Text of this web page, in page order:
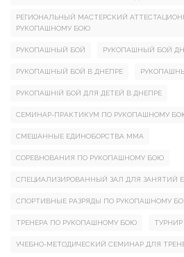
РЕГИОНАЛЬНЫЙ МАСТЕРСКИЙ
РУКОПАШНОМУ БОЮ
РУКОПАШНЫЙ БОЙ РУКОПАШНЫЙ БОЙ
РУКОПАШНЫЙ БОЙ В ДНЕПРЕ
РУКОПАШНІЙ БОЙ ДЛЯ ДЕТЕЙ В ДНЕПРЕ
СЕМИНАР-ПРАКТИКУМ ПО РУКОПАШНОМУ
СМЕШАННЫЕ ЕДИНОБОРСТВА ММА
СОРЕВНОВАНИЯ ПО РУКОПАШНОМУ БОЮ
СПЕЦИАЛИЗИРОВАННЫЙ ЗАЛ ДЛЯ ЗАНЯТИЙ
СПОРТИВНЫЕ РАЗРЯДЫ ПО РУКОПАШНОМУ
ТРЕНЕРА ПО РУКОПАШНОМУ БОЮ
УЧЕБНО-МЕТОДИЧЕСКИЙ СЕМИНАР ДЛЯ